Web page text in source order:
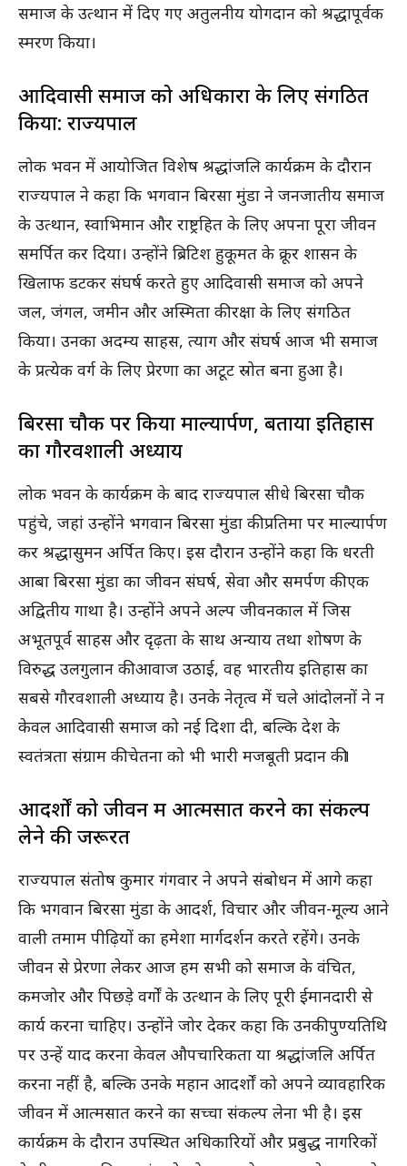
समाज के उत्थान में दिए गए अतुलनीय योगदान को श्रद्धापूर्वक
स्मरण किया।
आदिवासी समाज को अधिकारों के लिए संगठित
किया: राज्यपाल
लोक भवन में आयोजित विशेष श्रद्धांजलि कार्यक्रम के दौरान
राज्यपाल ने कहा कि भगवान बिरसा मुंडा ने जनजातीय समाज
के उत्थान, स्वाभिमान और राष्ट्रहित के लिए अपना पूरा जीवन
समर्पित कर दिया। उन्होंने ब्रिटिश हुकूमत के क्रूर शासन के
खिलाफ डटकर संघर्ष करते हुए आदिवासी समाज को अपने
जल, जंगल, जमीन और अस्मिता की रक्षा के लिए संगठित
किया। उनका अदम्य साहस, त्याग और संघर्ष आज भी समाज
के प्रत्येक वर्ग के लिए प्रेरणा का अटूट स्रोत बना हुआ है।
बिरसा चौक पर किया माल्यार्पण, बताया इतिहास
का गौरवशाली अध्याय
लोक भवन के कार्यक्रम के बाद राज्यपाल सीधे बिरसा चौक
पहुंचे, जहां उन्होंने भगवान बिरसा मुंडा की प्रतिमा पर माल्यार्पण
कर श्रद्धासुमन अर्पित किए। इस दौरान उन्होंने कहा कि धरती
आबा बिरसा मुंडा का जीवन संघर्ष, सेवा और समर्पण की एक
अद्वितीय गाथा है। उन्होंने अपने अल्प जीवनकाल में जिस
अभूतपूर्व साहस और दृढ़ता के साथ अन्याय तथा शोषण के
विरुद्ध उलगुलान की आवाज उठाई, वह भारतीय इतिहास का
सबसे गौरवशाली अध्याय है। उनके नेतृत्व में चले आंदोलनों ने न
केवल आदिवासी समाज को नई दिशा दी, बल्कि देश के
स्वतंत्रता संग्राम की चेतना को भी भारी मजबूती प्रदान की।
आदर्शों को जीवन में आत्मसात करने का संकल्प
लेने की जरूरत
राज्यपाल संतोष कुमार गंगवार ने अपने संबोधन में आगे कहा
कि भगवान बिरसा मुंडा के आदर्श, विचार और जीवन-मूल्य आने
वाली तमाम पीढ़ियों का हमेशा मार्गदर्शन करते रहेंगे। उनके
जीवन से प्रेरणा लेकर आज हम सभी को समाज के वंचित,
कमजोर और पिछड़े वर्गों के उत्थान के लिए पूरी ईमानदारी से
कार्य करना चाहिए। उन्होंने जोर देकर कहा कि उनकी पुण्यतिथि
पर उन्हें याद करना केवल औपचारिकता या श्रद्धांजलि अर्पित
करना नहीं है, बल्कि उनके महान आदर्शों को अपने व्यावहारिक
जीवन में आत्मसात करने का सच्चा संकल्प लेना भी है। इस
कार्यक्रम के दौरान उपस्थित अधिकारियों और प्रबुद्ध नागरिकों